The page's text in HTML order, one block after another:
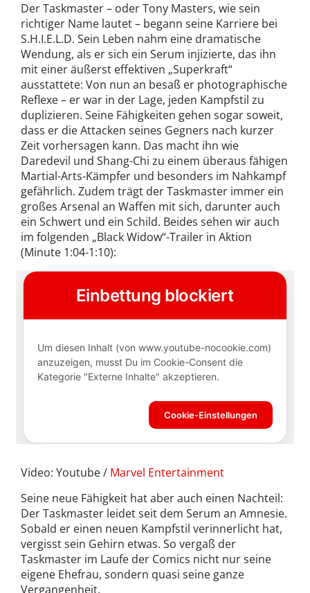
Der Taskmaster – oder Tony Masters, wie sein
richtiger Name lautet – begann seine Karriere bei
S.H.I.E.L.D. Sein Leben nahm eine dramatische
Wendung, als er sich ein Serum injizierte, das ihn
mit einer äußerst effektiven „Superkraft“
ausstattete: Von nun an besaß er photographische
Reflexe – er war in der Lage, jeden Kampfstil zu
duplizieren. Seine Fähigkeiten gehen sogar soweit,
dass er die Attacken seines Gegners nach kurzer
Zeit vorhersagen kann. Das macht ihn wie
Daredevil und Shang-Chi zu einem überaus fähigen
Martial-Arts-Kämpfer und besonders im Nahkampf
gefährlich. Zudem trägt der Taskmaster immer ein
großes Arsenal an Waffen mit sich, darunter auch
ein Schwert und ein Schild. Beides sehen wir auch
im folgenden „Black Widow“-Trailer in Aktion
(Minute 1:04-1:10):
Video: Youtube / Marvel Entertainment
Seine neue Fähigkeit hat aber auch einen Nachteil:
Der Taskmaster leidet seit dem Serum an Amnesie.
Sobald er einen neuen Kampfstil verinnerlicht hat,
vergisst sein Gehirn etwas. So vergaß der
Taskmaster im Laufe der Comics nicht nur seine
eigene Ehefrau, sondern quasi seine ganze
Vergangenheit.